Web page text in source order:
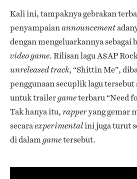
Kali ini, tampaknya gebrakan
penyampaianannouncement
dengan mengeluarkannya sebagai
video game. Rilisan lagu A$AP
unreleased track, “Shittin Me”,
penggunaan secuplik lagu tersebut
untuk trailergameterbaru “Need
Tak hanya itu, rapperyang gemar
secaraexperimentalini juga turut
di dalamgametersebut.